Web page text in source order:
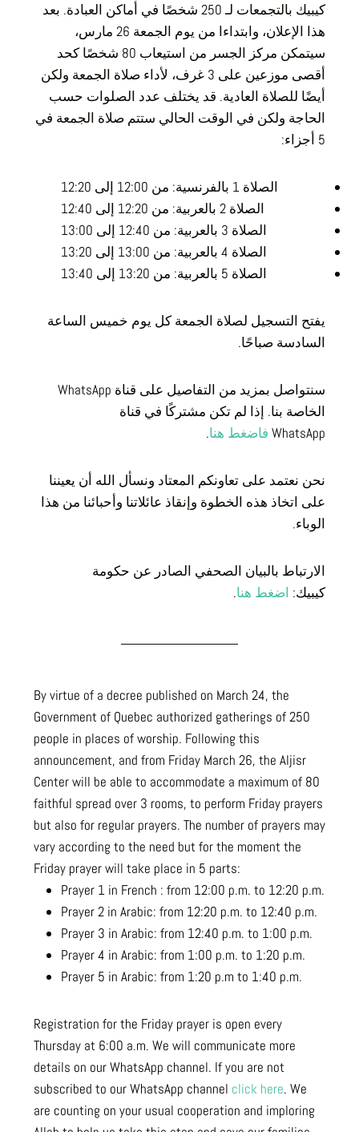
كيبيك بالتجمعات لـ 250 شخصًا في أماكن العبادة. بعد
هذا الإعلان، وابتداءا من يوم الجمعة 26 مارس،
سيتمكن مركز الجسر من استيعاب 80 شخصًا كحد
أقصى موزعين على 3 غرف، لأداء صلاة الجمعة ولكن
أيضًا للصلاة العادية. قد يختلف عدد الصلوات حسب
الحاجة ولكن في الوقت الحالي ستتم صلاة الجمعة في
5 أجزاء:
الصلاة 1 بالفرنسية: من 12:00 إلى 12:20
الصلاة 2 بالعربية: من 12:20 إلى 12:40
الصلاة 3 بالعربية: من 12:40 إلى 13:00
الصلاة 4 بالعربية: من 13:00 إلى 13:20
الصلاة 5 بالعربية: من 13:20 إلى 13:40
يفتح التسجيل لصلاة الجمعة كل يوم خميس الساعة
السادسة صباحًا.
سنتواصل بمزيد من التفاصيل على قناة WhatsApp
الخاصة بنا. إذا لم تكن مشتركًا في قناة
WhatsApp فاضغط هنا.
نحن نعتمد على تعاونكم المعتاد ونسأل الله أن يعيننا
على اتخاذ هذه الخطوة وإنقاذ عائلاتنا وأحبائنا من هذا
الوباء.
الارتباط بالبيان الصحفي الصادر عن حكومة
كيبيك: اضغط هنا.
By virtue of a decree published on March 24, the
Government of Quebec authorized gatherings of 250
people in places of worship. Following this
announcement, and from Friday March 26, the Aljisr
Center will be able to accommodate a maximum of 80
faithful spread over 3 rooms, to perform Friday prayers
but also for regular prayers. The number of prayers may
vary according to the need but for the moment the
Friday prayer will take place in 5 parts:
Prayer 1 in French : from 12:00 p.m. to 12:20 p.m.
Prayer 2 in Arabic: from 12:20 p.m. to 12:40 p.m.
Prayer 3 in Arabic: from 12:40 p.m. to 1:00 p.m.
Prayer 4 in Arabic: from 1:00 p.m. to 1:20 p.m.
Prayer 5 in Arabic: from 1:20 p.m to 1:40 p.m.
Registration for the Friday prayer is open every
Thursday at 6:00 a.m. We will communicate more
details on our WhatsApp channel. If you are not
subscribed to our WhatsApp channel click here. We
are counting on your usual cooperation and imploring